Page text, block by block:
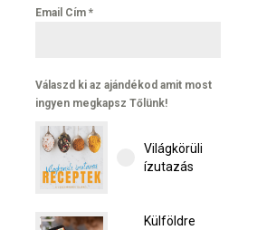
Email Cím *
Válaszd ki az ajándékod amit most
ingyen megkapsz Tőlünk!
Világkörüli
ízutazás
Külföldre